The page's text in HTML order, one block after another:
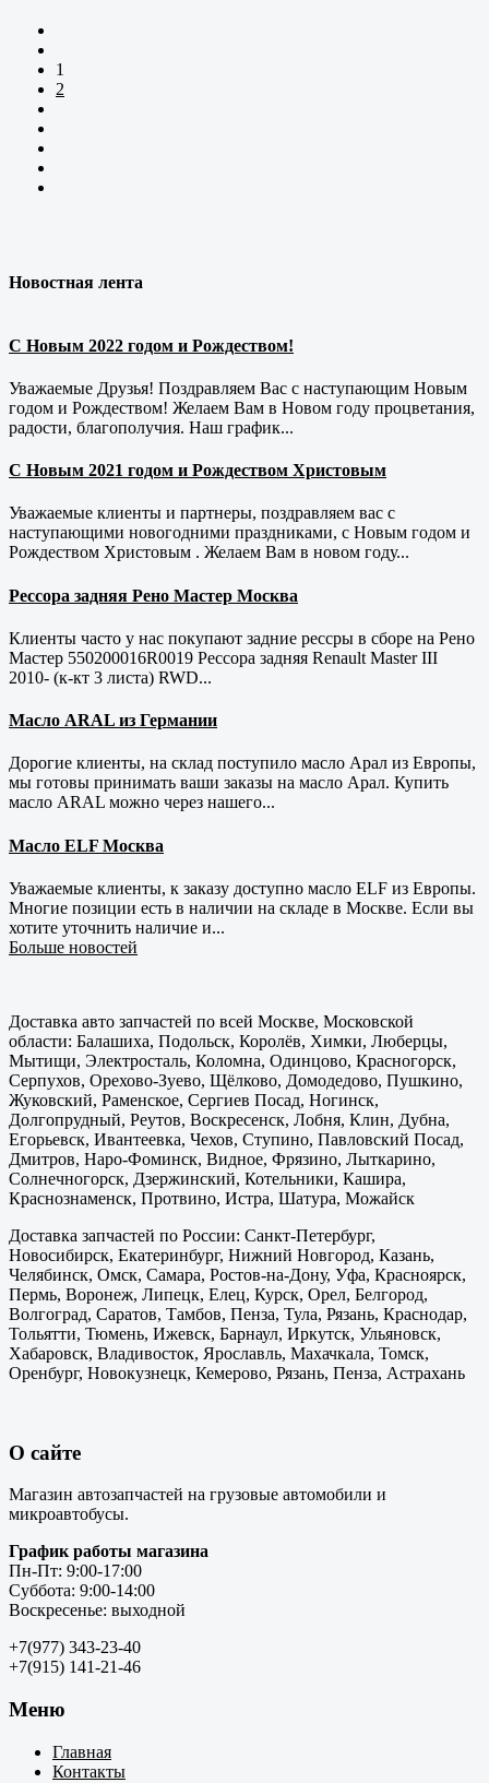
1
2
Новостная лента
С Новым 2022 годом и Рождеством!
Уважаемые Друзья! Поздравляем Вас с наступающим Новым
годом и Рождеством! Желаем Вам в Новом году процветания,
радости, благополучия. Наш график...
С Новым 2021 годом и Рождеством Христовым
Уважаемые клиенты и партнеры, поздравляем вас с
наступающими новогодними праздниками, с Новым годом и
Рождеством Христовым . Желаем Вам в новом году...
Рессора задняя Рено Мастер Москва
Клиенты часто у нас покупают задние рессры в сборе на Рено
Мастер 550200016R0019 Рессора задняя Renault Master III
2010- (к-кт 3 листа) RWD...
Масло ARAL из Германии
Дорогие клиенты, на склад поступило масло Арал из Европы,
мы готовы принимать ваши заказы на масло Арал. Купить
масло ARAL можно через нашего...
Масло ELF Москва
Уважаемые клиенты, к заказу доступно масло ELF из Европы.
Многие позиции есть в наличии на складе в Москве. Если вы
хотите уточнить наличие и...
Больше новостей
Доставка авто запчастей по всей Москве, Московской
области: Балашиха, Подольск, Королёв, Химки, Люберцы,
Мытищи, Электросталь, Коломна, Одинцово, Красногорск,
Серпухов, Орехово-Зуево, Щёлково, Домодедово, Пушкино,
Жуковский, Раменское, Сергиев Посад, Ногинск,
Долгопрудный, Реутов, Воскресенск, Лобня, Клин, Дубна,
Егорьевск, Ивантеевка, Чехов, Ступино, Павловский Посад,
Дмитров, Наро-Фоминск, Видное, Фрязино, Лыткарино,
Солнечногорск, Дзержинский, Котельники, Кашира,
Краснознаменск, Протвино, Истра, Шатура, Можайск
Доставка запчастей по России: Санкт-Петербург,
Новосибирск, Екатеринбург, Нижний Новгород, Казань,
Челябинск, Омск, Самара, Ростов-на-Дону, Уфа, Красноярск,
Пермь, Воронеж, Липецк, Елец, Курск, Орел, Белгород,
Волгоград, Саратов, Тамбов, Пенза, Тула, Рязань, Краснодар,
Тольятти, Тюмень, Ижевск, Барнаул, Иркутск, Ульяновск,
Хабаровск, Владивосток, Ярославль, Махачкала, Томск,
Оренбург, Новокузнецк, Кемерово, Рязань, Пенза, Астрахань
О сайте
Магазин автозапчастей на грузовые автомобили и
микроавтобусы.
График работы магазина
Пн-Пт: 9:00-17:00
Суббота: 9:00-14:00
Воскресенье: выходной
+7(977) 343-23-40
+7(915) 141-21-46
Меню
Главная
Контакты